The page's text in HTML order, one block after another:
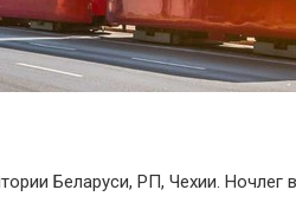
Беларуси, РП, Чехии. Ночлег